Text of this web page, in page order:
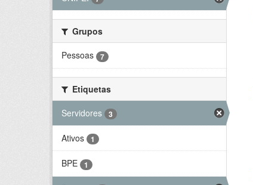
Grupos
Pessoas
7
Etiquetas
Servidores
3
Ativos 1
BPE 1